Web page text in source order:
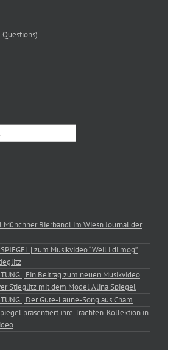
Münchner Bierbandl im Wiesn Journal der
| zum Musikvideo “Weil i di mog”
| Ein Beitrag zum neuen Musikvideo
Stieglitz mit dem Model Alina Spiegel
| Der Gute-Laune-Song aus Cham
präsentiert ihre Trachten-Kollektion in